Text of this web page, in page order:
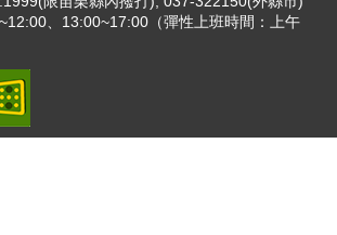
Copyright 2019 Miaoli County Government
號(第一辦公大樓)、36046 苗栗市府前路1號
限苗栗縣內撥打), 037-322150(外縣市)
、13:00~17:00（彈性上班時間：上午